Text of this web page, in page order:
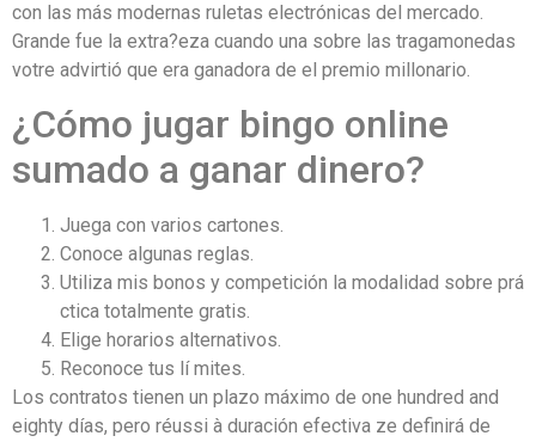
con las más modernas ruletas electrónicas del mercado.
Grande fue la extra?eza cuando una sobre las tragamonedas
votre advirtió que era ganadora de el premio millonario.
¿Cómo jugar bingo online
sumado a ganar dinero?
Juega con varios cartones.
Conoce algunas reglas.
Utiliza mis bonos y competición la modalidad sobre prá
ctica totalmente gratis.
Elige horarios alternativos.
Reconoce tus lí mites.
Los contratos tienen un plazo máximo de one hundred and
eighty días, pero réussi à duración efectiva ze definirá de